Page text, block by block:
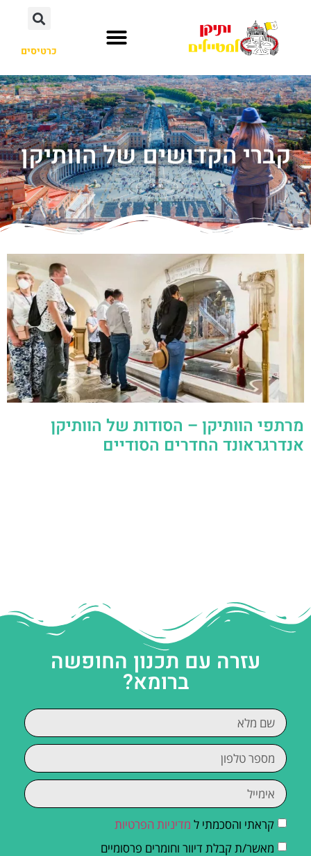
כרטיסים
קברי הקדושים של הוותיקן
מרתפי הוותיקן – הסודות של הוותיקן
אנדרגראונד החדרים הסודיים
עזרה עם תכנון החופשה
ברומא?
קראתי והסכמתי ל מדיניות הפרטיות
מאשר/ת קבלת דיוור וחומרים פרסומיים